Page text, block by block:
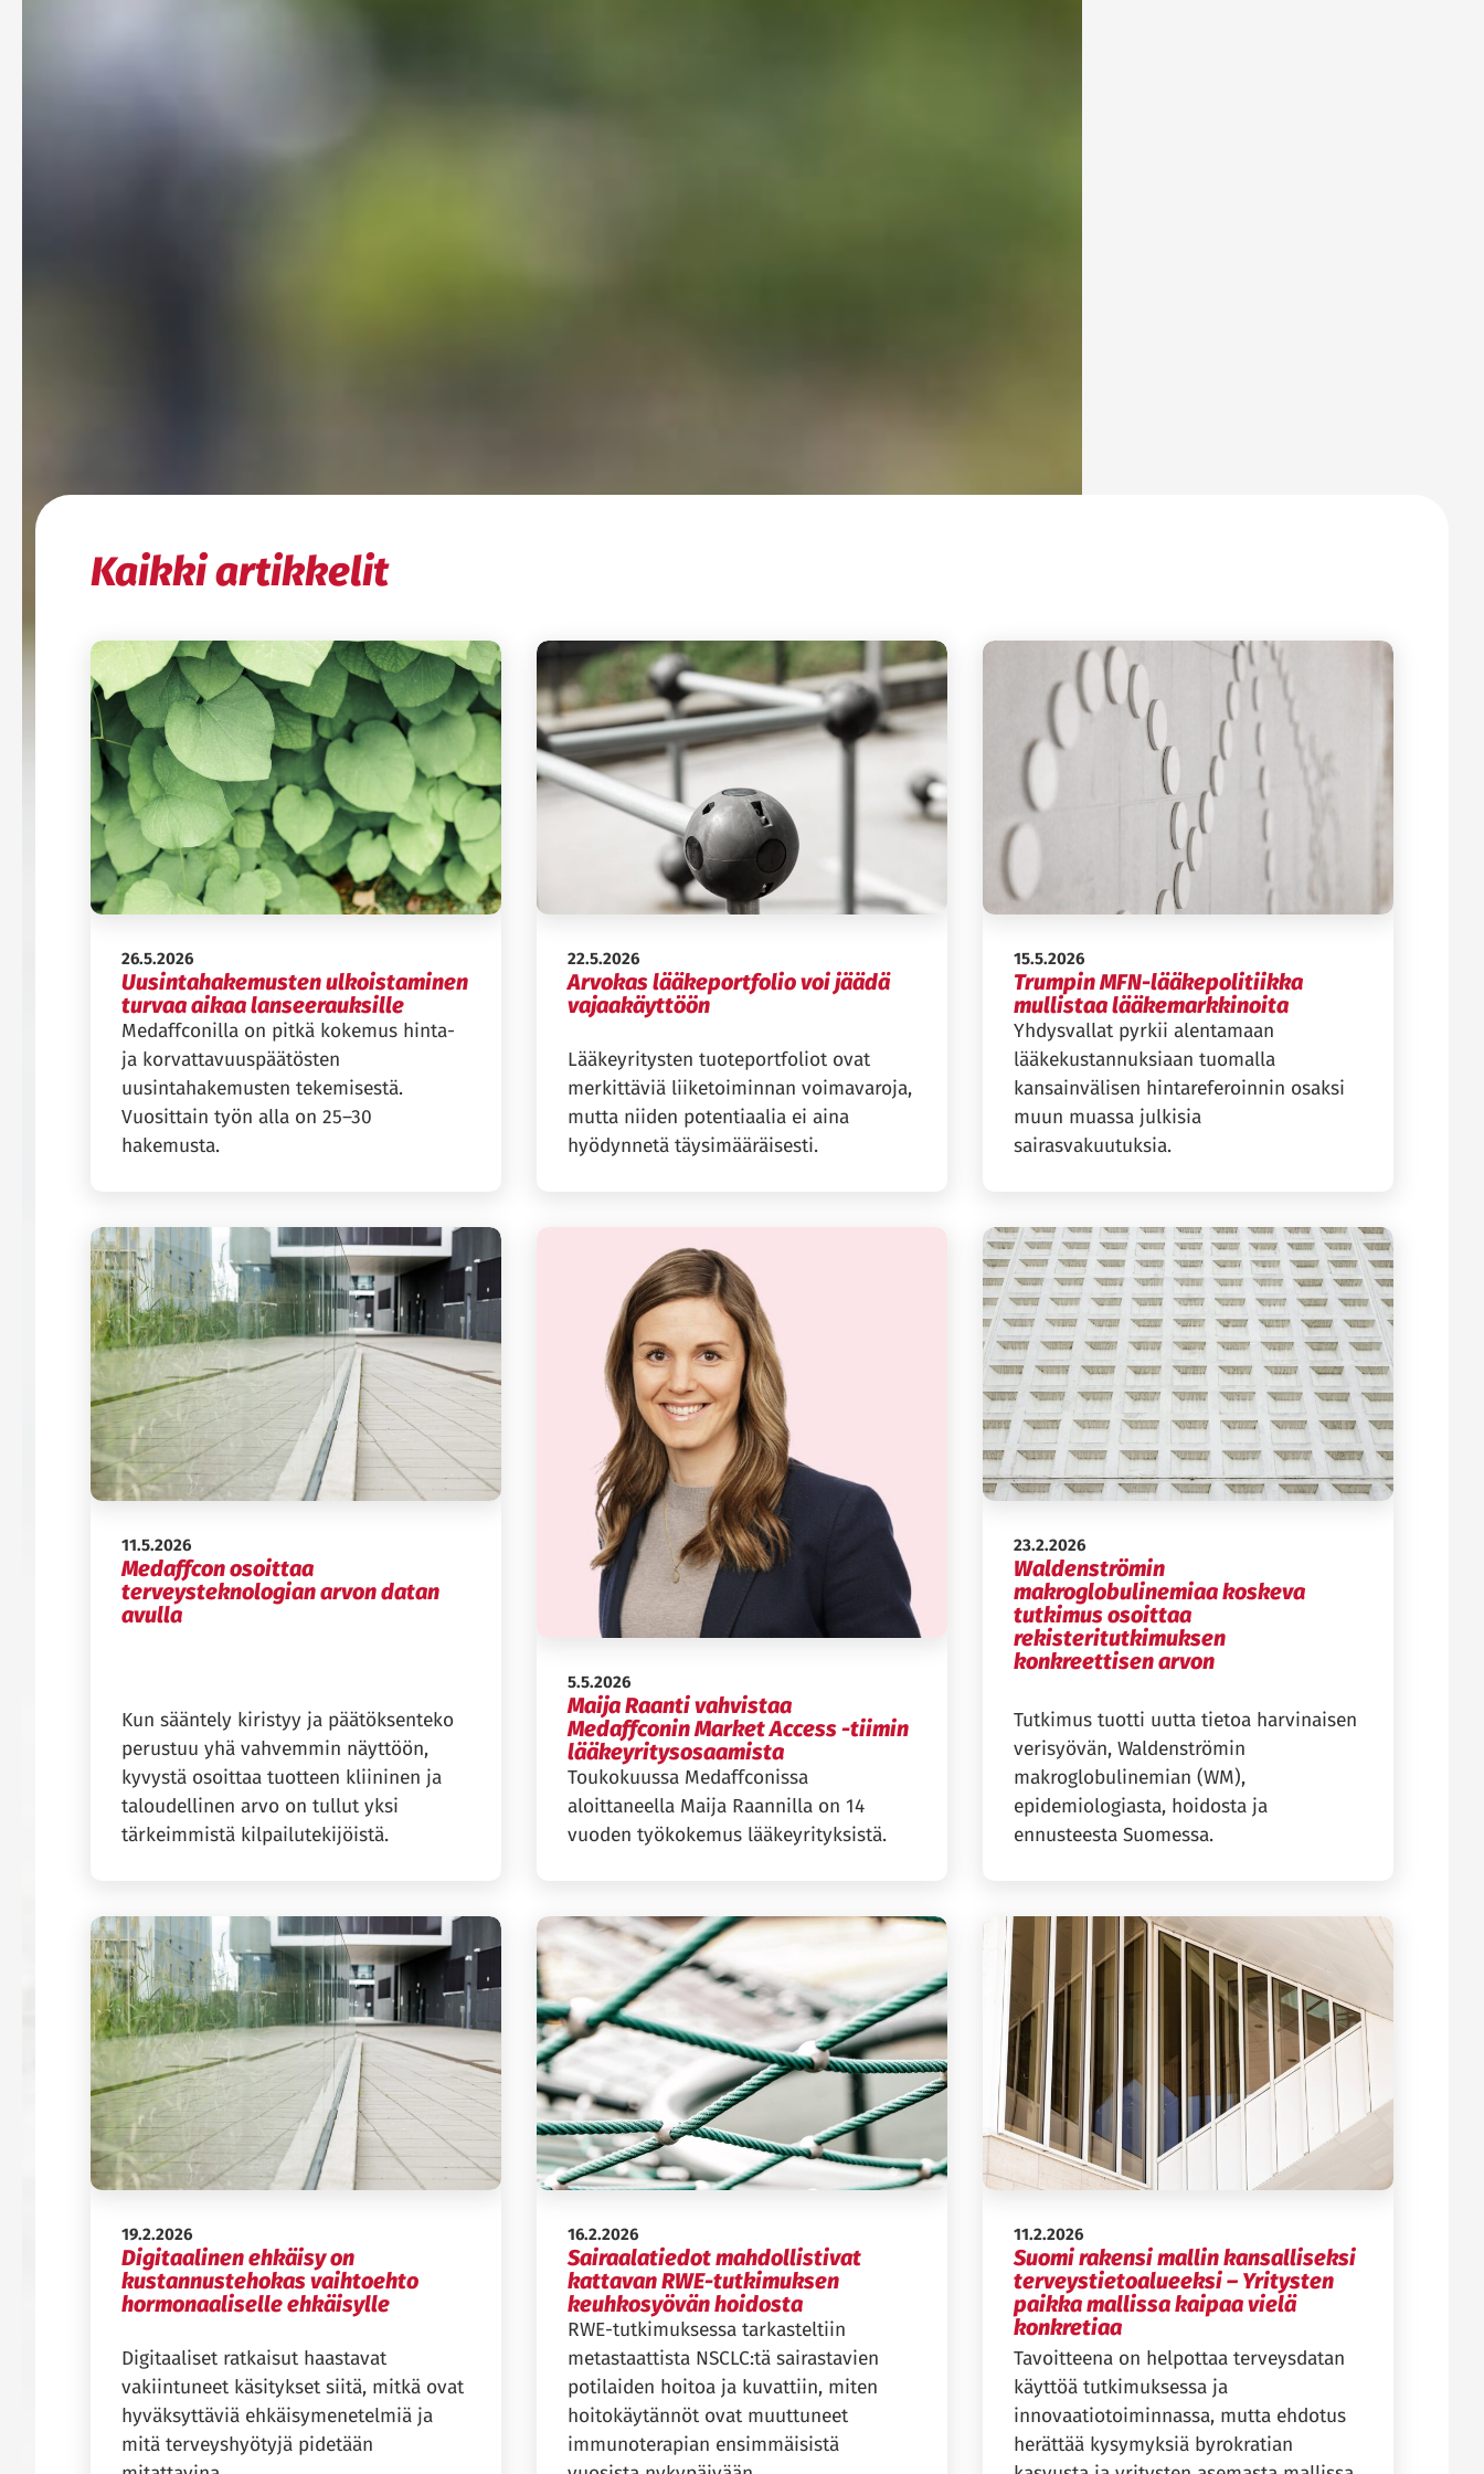
Kaikki artikkelit
Julkaistu:
26.5.2026
Uusintahakemusten ulkoistaminen
turvaa aikaa lanseerauksille
Medaffconilla on pitkä kokemus hinta-
ja korvattavuuspäätösten
uusintahakemusten tekemisestä.
Vuosittain työn alla on 25–30
hakemusta.
Julkaistu:
22.5.2026
Arvokas lääkeportfolio voi jäädä
vajaakäyttöön
Lääkeyritysten tuoteportfoliot ovat
merkittäviä liiketoiminnan voimavaroja,
mutta niiden potentiaalia ei aina
hyödynnetä täysimääräisesti.
Julkaistu:
15.5.2026
Trumpin MFN-lääkepolitiikka
mullistaa lääkemarkkinoita
Yhdysvallat pyrkii alentamaan
lääkekustannuksiaan tuomalla
kansainvälisen hintareferoinnin osaksi
muun muassa julkisia
sairasvakuutuksia.
Julkaistu:
11.5.2026
Medaffcon osoittaa
terveysteknologian arvon datan
avulla
Kun sääntely kiristyy ja päätöksenteko
perustuu yhä vahvemmin näyttöön,
kyvystä osoittaa tuotteen kliininen ja
taloudellinen arvo on tullut yksi
tärkeimmistä kilpailutekijöistä.
Julkaistu:
5.5.2026
Maija Raanti vahvistaa
Medaffconin Market Access -tiimin
lääkeyritysosaamista
Toukokuussa Medaffconissa
aloittaneella Maija Raannilla on 14
vuoden työkokemus lääkeyrityksistä.
Julkaistu:
23.2.2026
Waldenströmin
makroglobulinemiaa koskeva
tutkimus osoittaa
rekisteritutkimuksen
konkreettisen arvon
Tutkimus tuotti uutta tietoa harvinaisen
verisyövän, Waldenströmin
makroglobulinemian (WM),
epidemiologiasta, hoidosta ja
ennusteesta Suomessa.
Julkaistu:
19.2.2026
Digitaalinen ehkäisy on
kustannustehokas vaihtoehto
hormonaaliselle ehkäisylle
Digitaaliset ratkaisut haastavat
vakiintuneet käsitykset siitä, mitkä ovat
hyväksyttäviä ehkäisymenetelmiä ja
mitä terveyshyötyjä pidetään
Julkaistu:
16.2.2026
Sairaalatiedot mahdollistivat
kattavan RWE-tutkimuksen
keuhkosyövän hoidosta
RWE-tutkimuksessa tarkasteltiin
metastaattista NSCLC:tä sairastavien
potilaiden hoitoa ja kuvattiin, miten
hoitokäytännöt ovat muuttuneet
immunoterapian ensimmäisistä
Julkaistu:
11.2.2026
Suomi rakensi mallin kansalliseksi
terveystietoalueeksi – Yritysten
paikka mallissa kaipaa vielä
konkretiaa
Tavoitteena on helpottaa terveysdatan
käyttöä tutkimuksessa ja
innovaatiotoiminnassa, mutta ehdotus
herättää kysymyksiä byrokratian